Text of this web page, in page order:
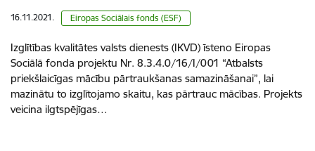
16.11.2021. Eiropas Sociālais fonds (ESF)
Izglītības kvalitātes valsts dienests (IKVD) īsteno Eiropas
Sociālā fonda projektu Nr. 8.3.4.0/16/I/001 “Atbalsts
priekšlaicīgas mācību pārtraukšanas samazināšanai”, lai
mazinātu to izglītojamo skaitu, kas pārtrauc mācības. Projekts
veicina ilgtspējīgas…